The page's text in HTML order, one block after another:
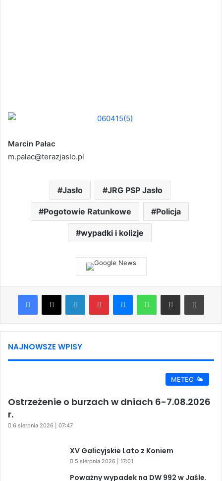
Marcin Pałac
m.palac@terazjaslo.pl
Jasło JRG PSP Jasło
Pogotowie Ratunkowe Policja
wypadki i kolizje
Facebook
X LinkedInPinterestMessengerWhatsAppShare via Email Print
NAJNOWSZE WPISY
METEO 🌤️
Ostrzeżenie o burzach w dniach 6-7.08.2026
r.
6 sierpnia 2026 | 07:47
XV Galicyjskie Lato z Koniem
5 sierpnia 2026 | 17:01
Poważny wypadek na DW 992 w Jaśle.